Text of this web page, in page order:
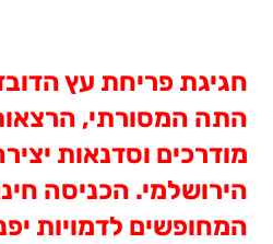
חגיגת פריחת עץ
התה המסורתי,
מודרכים וסדנאות
הירושלמי. הכניסה